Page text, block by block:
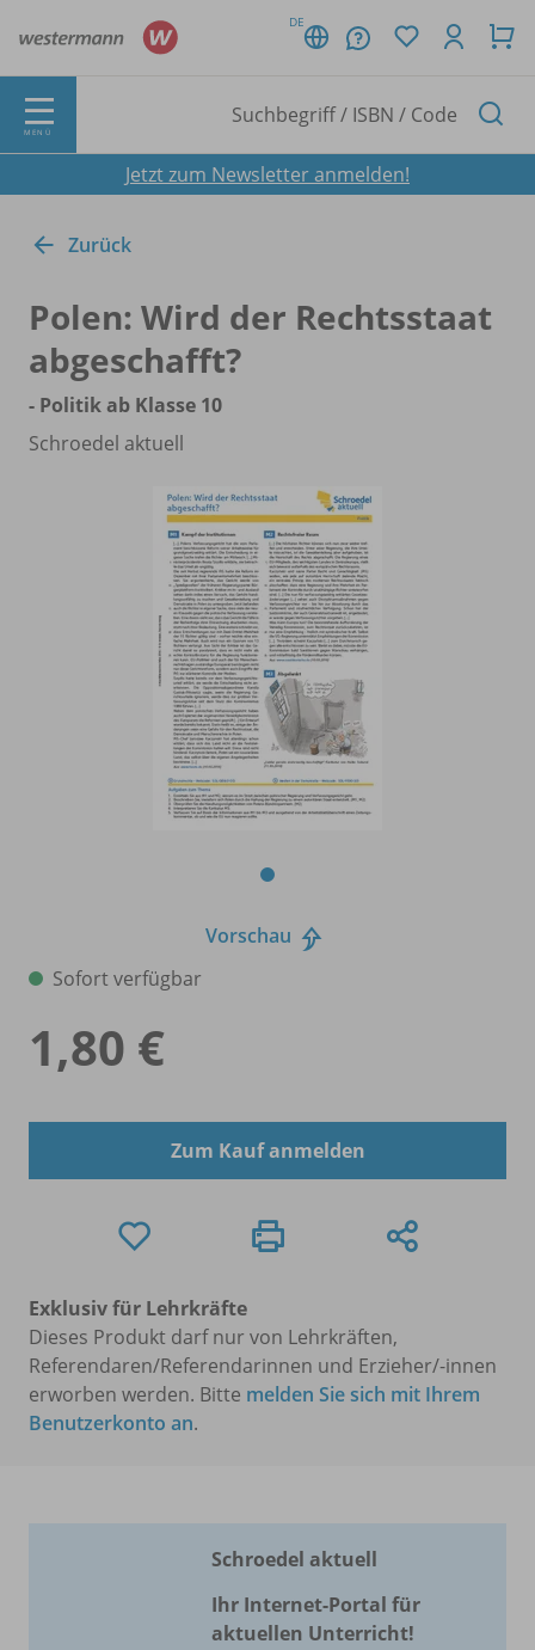
DE
MENÜ
Jetzt zum Newsletter anmelden!
Zurück
Polen: Wird der Rechtsstaat
abgeschafft?
- Politik ab Klasse 10
Schroedel aktuell
Vorschau
Sofort verfügbar
1,80 €
Zum Kauf anmelden
Exklusiv für Lehrkräfte
Dieses Produkt darf nur von Lehrkräften,
Referendaren/Referendarinnen und Erzieher/-innen
erworben werden. Bitte melden Sie sich mit Ihrem
Benutzerkonto an.
Schroedel aktuell
Ihr Internet-Portal für
aktuellen Unterricht!